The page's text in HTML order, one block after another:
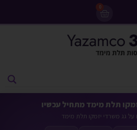
0
גג משרדי יזמקו תלת מימד